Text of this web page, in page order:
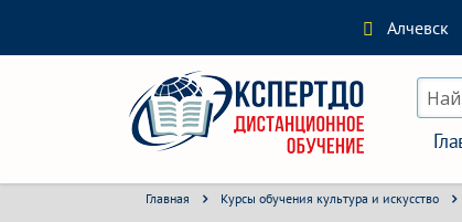
Алчевск
Главная Курсы обучения культура и искусство